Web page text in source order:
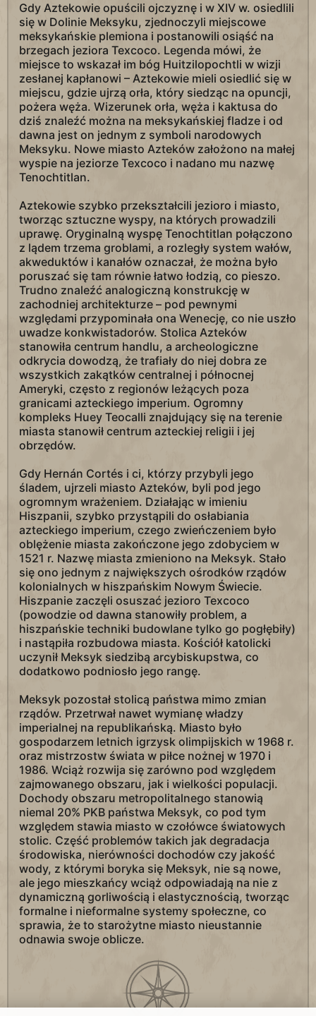
Gdy Aztekowie opuścili ojczyznę i w XIV w. osiedlili
się w Dolinie Meksyku, zjednoczyli miejscowe
meksykańskie plemiona i postanowili osiąść na
brzegach jeziora Texcoco. Legenda mówi, że
miejsce to wskazał im bóg Huitzilopochtli w wizji
zesłanej kapłanowi – Aztekowie mieli osiedlić się w
miejscu, gdzie ujrzą orła, który siedząc na opuncji,
pożera węża. Wizerunek orła, węża i kaktusa do
dziś znaleźć można na meksykańskiej fladze i od
dawna jest on jednym z symboli narodowych
Meksyku. Nowe miasto Azteków założono na małej
wyspie na jeziorze Texcoco i nadano mu nazwę
Tenochtitlan.
Aztekowie szybko przekształcili jezioro i miasto,
tworząc sztuczne wyspy, na których prowadzili
uprawę. Oryginalną wyspę Tenochtitlan połączono
z lądem trzema groblami, a rozległy system wałów,
akweduktów i kanałów oznaczał, że można było
poruszać się tam równie łatwo łodzią, co pieszo.
Trudno znaleźć analogiczną konstrukcję w
zachodniej architekturze – pod pewnymi
względami przypominała ona Wenecję, co nie uszło
uwadze konkwistadorów. Stolica Azteków
stanowiła centrum handlu, a archeologiczne
odkrycia dowodzą, że trafiały do niej dobra ze
wszystkich zakątków centralnej i północnej
Ameryki, często z regionów leżących poza
granicami azteckiego imperium. Ogromny
kompleks Huey Teocalli znajdujący się na terenie
miasta stanowił centrum azteckiej religii i jej
obrzędów.
Gdy Hernán Cortés i ci, którzy przybyli jego
śladem, ujrzeli miasto Azteków, byli pod jego
ogromnym wrażeniem. Działając w imieniu
Hiszpanii, szybko przystąpili do osłabiania
azteckiego imperium, czego zwieńczeniem było
oblężenie miasta zakończone jego zdobyciem w
1521 r. Nazwę miasta zmieniono na Meksyk. Stało
się ono jednym z największych ośrodków rządów
kolonialnych w hiszpańskim Nowym Świecie.
Hiszpanie zaczęli osuszać jezioro Texcoco
(powodzie od dawna stanowiły problem, a
hiszpańskie techniki budowlane tylko go pogłębiły)
i nastąpiła rozbudowa miasta. Kościół katolicki
uczynił Meksyk siedzibą arcybiskupstwa, co
dodatkowo podniosło jego rangę.
Meksyk pozostał stolicą państwa mimo zmian
rządów. Przetrwał nawet wymianę władzy
imperialnej na republikańską. Miasto było
gospodarzem letnich igrzysk olimpijskich w 1968 r.
oraz mistrzostw świata w piłce nożnej w 1970 i
1986. Wciąż rozwija się zarówno pod względem
zajmowanego obszaru, jak i wielkości populacji.
Dochody obszaru metropolitalnego stanowią
niemal 20% PKB państwa Meksyk, co pod tym
względem stawia miasto w czołówce światowych
stolic. Część problemów takich jak degradacja
środowiska, nierówności dochodów czy jakość
wody, z którymi boryka się Meksyk, nie są nowe,
ale jego mieszkańcy wciąż odpowiadają na nie z
dynamiczną gorliwością i elastycznością, tworząc
formalne i nieformalne systemy społeczne, co
sprawia, że to starożytne miasto nieustannie
odnawia swoje oblicze.